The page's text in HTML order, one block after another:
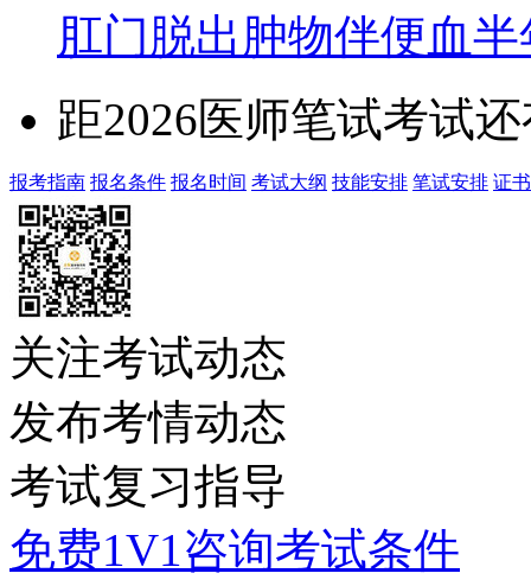
肛门脱出肿物伴便血半
距2026医师笔试考试
报考指南 报名条件 报名时间 考试大纲 技能安排 笔试安排 证
关注考试动态
发布考情动态
考试复习指导
免费1V1咨询考试条件